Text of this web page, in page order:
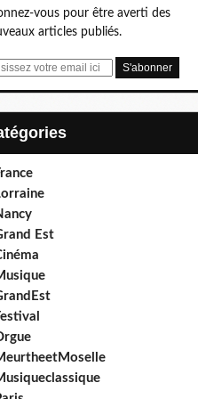
vous pour être averti des
articles publiés.
Est